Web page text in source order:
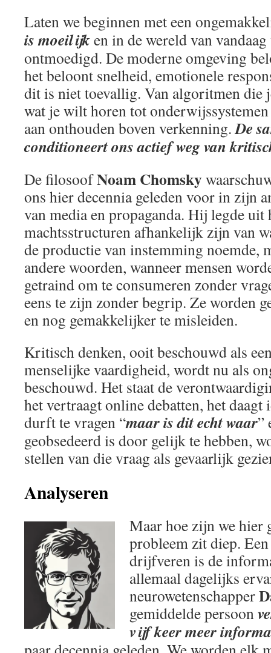
Laten we beginnen met een
is moeilijken in de wereld van
ontmoedigd. De moderne omgeving
het beloont snelheid, emotionele
dit is niet toevallig. Van algoritmen die
wat je wilt horen tot
aan onthouden boven verkenning.De
conditioneert ons actief weg van
De filosoofNoam Chomsky
ons hier decennia geleden voor in zijn
van media en propaganda. Hij legde uit
machtsstructuren afhankelijk zijn van
de productie van instemming noemde,
andere woorden, wanneer mensen
getraind om te consumeren zonder
eens te zijn zonder begrip. Ze worden
en nog gemakkelijker te misleiden.
Kritisch denken, ooit beschouwd als
menselijke vaardigheid, wordt nu als
beschouwd. Het staat de
het vertraagt online debatten, het
durft te vragen “maar is dit echt waar”
geobsedeerd is door gelijk te hebben,
stellen van die vraag als gevaarlijk
Analyseren
Maar hoe zijn we hier
probleem zit diep.
drijfveren is de
allemaal dagelijks
neurowetenschapper
gemiddelde persoon
vijf keer meer